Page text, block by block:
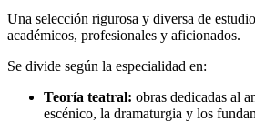
Una selección rigurosa y diversa de
académicos, profesionales y aficionados.
Se divide según la especialidad en:
Teoría teatral: obras dedicadas al
escénico, la dramaturgia y los